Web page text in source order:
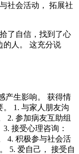
社会活动， 拓展社
了自信，找到了心
的人。 这充分说
产生影响。 获得情
1. 与家人朋友沟
2. 参加病友互助组
接受心理咨询：
4. 积极参与社会活
5. 爱自己， 接受自